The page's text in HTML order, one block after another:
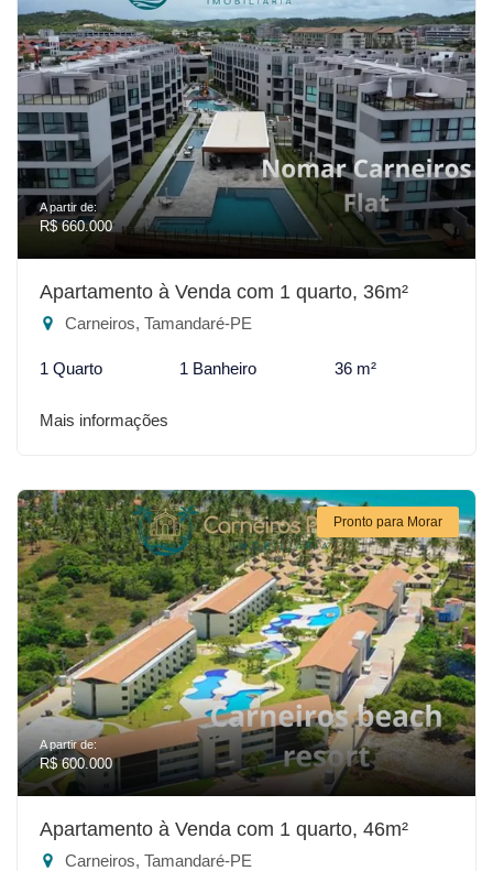
A partir de:
R$ 660.000
Apartamento à Venda com 1 quarto, 36m²
Carneiros, Tamandaré-PE
1 Quarto 1 Banheiro 36 m²
Mais informações
Pronto para Morar
A partir de:
R$ 600.000
Apartamento à Venda com 1 quarto, 46m²
Carneiros, Tamandaré-PE